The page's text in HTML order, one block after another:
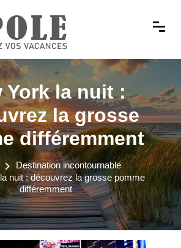
York la nuit :
la grosse
différemment
Destination incontournable
nuit : découvrez la grosse pomme
différemment